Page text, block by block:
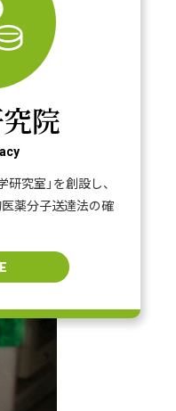
院
究室」を創設し、
薬分子送達法の確